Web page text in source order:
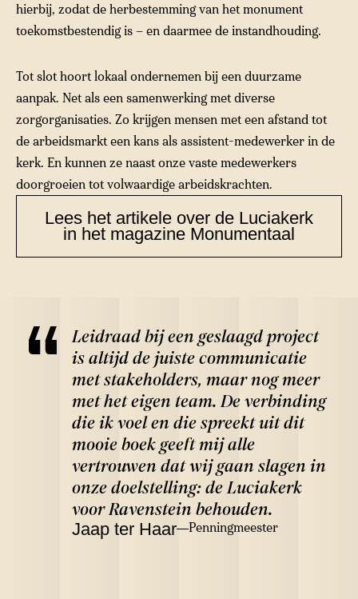
hierbij, zodat de herbestemming van het monument
toekomstbestendig is – en daarmee de instandhouding.
Tot slot hoort lokaal ondernemen bij een duurzame
aanpak. Net als een samenwerking met diverse
zorgorganisaties. Zo krijgen mensen met een afstand tot
de arbeidsmarkt een kans als assistent-medewerker in de
kerk. En kunnen ze naast onze vaste medewerkers
doorgroeien tot volwaardige arbeidskrachten.
Lees het artikele over de Luciakerk
in het magazine Monumentaal
Leidraad bij een geslaagd project
is altijd de juiste communicatie
met stakeholders, maar nog meer
met het eigen team. De verbinding
die ik voel en die spreekt uit dit
mooie boek geeft mij alle
vertrouwen dat wij gaan slagen in
onze doelstelling: de Luciakerk
voor Ravenstein behouden.
Jaap ter Haar Penningmeester